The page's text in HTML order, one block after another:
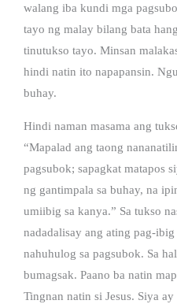
walang iba kundi mga
tayo ng malay bilang bata
tinutukso tayo. Minsan
hindi natin ito napapansin.
buhay.
Hindi naman masama ang
“Mapalad ang taong
pagsubok; sapagkat matapos
ng gantimpala sa buhay, na
umiibig sa kanya.” Sa tukso
nadadalisay ang ating pag-
nahuhulog sa pagsubok. Sa
bumagsak. Paano ba natin
Tingnan natin si Jesus. Siya